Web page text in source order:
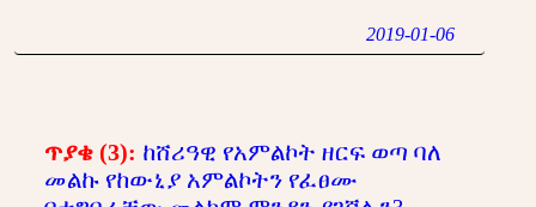
2019-01-06
ጥያቄ (3): ከሸሪዓዊ የአምልኮት ዘርፍ ወጣ ባለ
መልኩ የከውኒያ አምልኮትን የፈፀሙ